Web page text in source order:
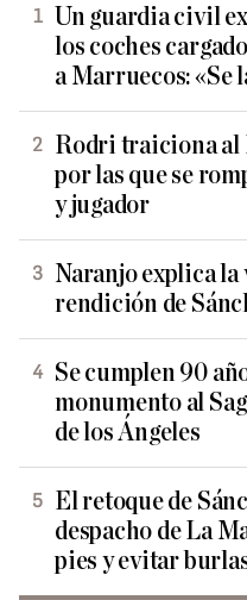
Un guardia civil
los coches
a Marruecos: «Se
Rodri traiciona al
por las que se
y jugador
Naranjo explica
rendición de
Se cumplen 90
monumento al
de los Ángeles
El retoque de
despacho de La
pies y evitar